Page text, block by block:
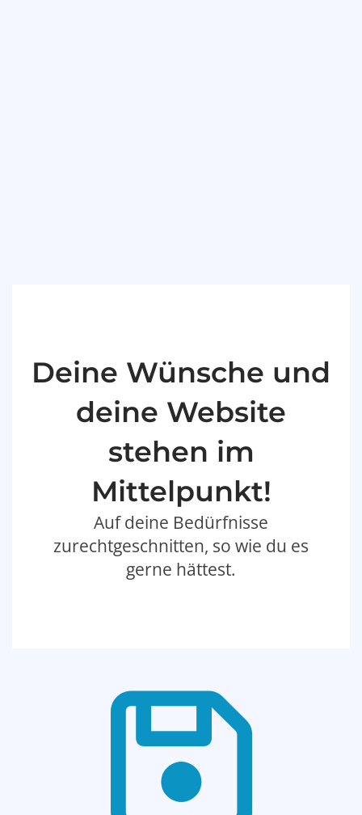
Deine Wünsche und
deine Website
stehen im
Mittelpunkt!
Auf deine Bedürfnisse
zurechtgeschnitten, so wie du es
gerne hättest.